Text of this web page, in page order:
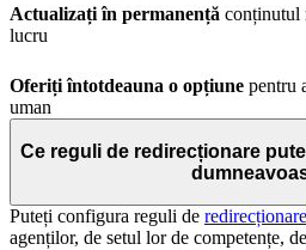
Actualizați în permanență conținutul
lucru
Oferiți întotdeauna o opțiune pentru
uman
Ce reguli de redirecționare
Puteți configura reguli de redirecționare
agenților, de setul lor de competențe,